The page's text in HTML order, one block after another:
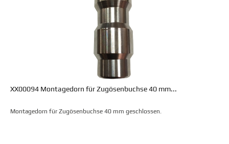
XX00094 Montagedorn für Zugösenbuchse 40 mm...
Montagedorn für Zugösenbuchse 40 mm geschlossen.